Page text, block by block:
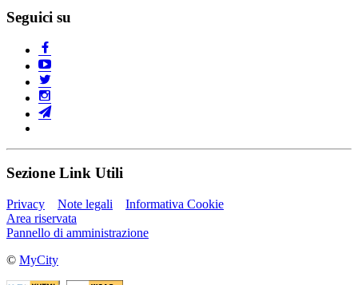
Seguici su
Sezione Link Utili
Privacy Note legali
Informativa Cookie
Area riservata
Pannello di amministrazione
© MyCity